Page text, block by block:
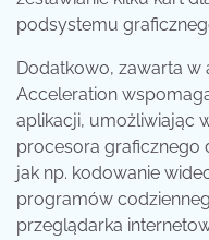
podsystemu
Dodatkowo, zawarta w
Acceleration
aplikacji, umożliwiając
procesora graficznego
jak np. kodowanie
programów
przeglądarka